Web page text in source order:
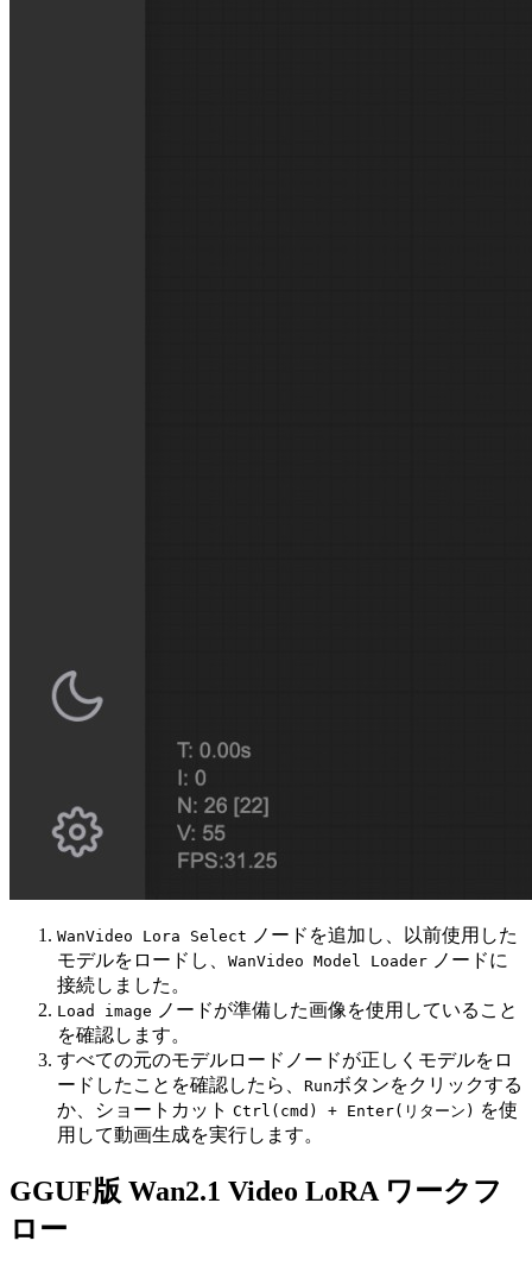
WanVideo Lora Select ノードを追加し、以前使用した
モデルをロードし、 WanVideo Model Loader ノードに
接続しました。
Load image ノードが準備した画像を使用していること
を確認します。
すべての元のモデルロードノードが正しくモデルをロ
ードしたことを確認したら、 Runボタンをクリックする
か、ショートカット Ctrl(cmd) + Enter(リターン) を使
用して動画生成を実行します。
GGUF版 Wan2.1 Video LoRA ワークフ
ロー